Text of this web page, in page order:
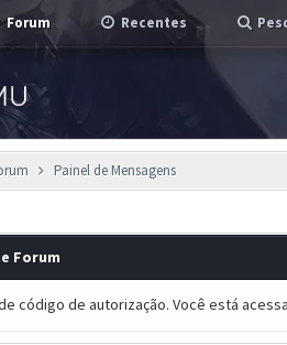
Forum Recentes
Painel de Mensagens
Forum
código de autorização. Você está